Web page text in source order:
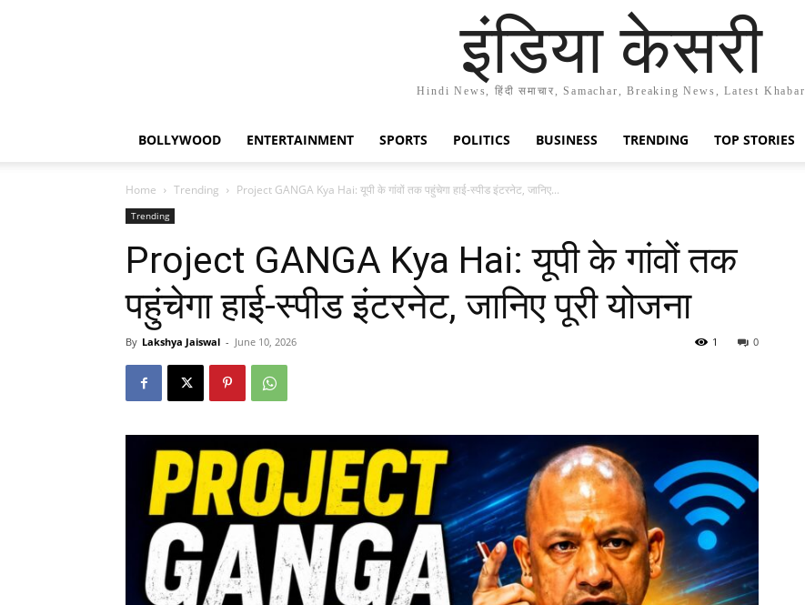
इंडिया केसरी
Hindi News, हिंदी समाचार, Samachar, Breaking News, Latest Khabar
BOLLYWOOD ENTERTAINMENT SPORTS POLITICS BUSINESS TRENDING TOP STORIES
Home Trending Project GANGA Kya Hai: यूपी के गांवों तक पहुंचेगा हाई-स्पीड इंटरनेट, जानिए...
Trending
Project GANGA Kya Hai: यूपी के गांवों तक
पहुंचेगा हाई-स्पीड इंटरनेट, जानिए पूरी योजना
By Lakshya Jaiswal - June 10, 2026 0
1